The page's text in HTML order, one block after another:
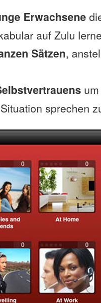
Erwachsene
auf Zulu
Sätzen,
sprechen